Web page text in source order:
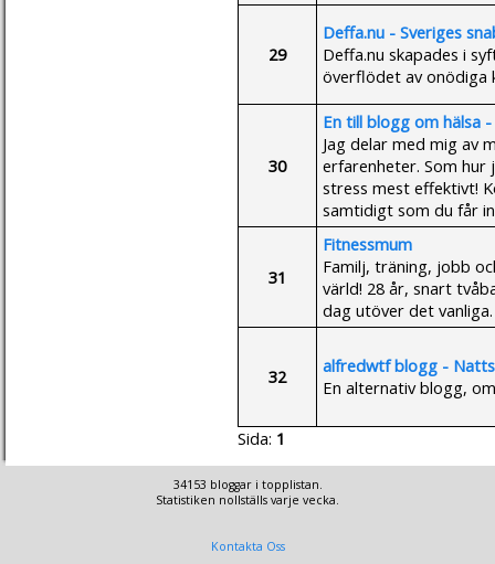
29
Deffa.nu - Sveriges
Deffa.nu skapades i
överflödet av
30
En till blogg om hälsa
Jag delar med mig av
erfarenheter. Som hur
stress mest effektivt!
samtidigt som du får
31
Fitnessmum
Familj, träning, jobb
värld! 28 år, snart
dag utöver det vanliga.
32
alfredwtf blogg -
En alternativ blogg,
Sida: 1
34153 bloggar i topplistan.
Statistiken nollställs varje vecka.
Kontakta Oss